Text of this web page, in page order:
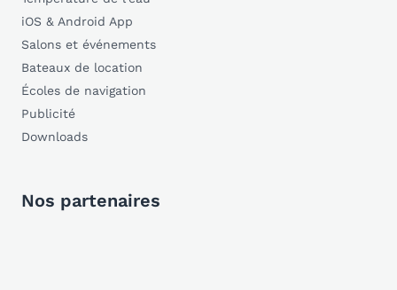
iOS & Android App
Salons et événements
Bateaux de location
Écoles de navigation
Publicité
Downloads
Nos partenaires